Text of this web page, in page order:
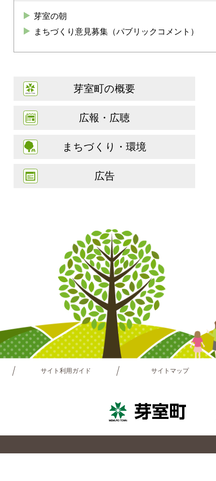
芽室の朝
まちづくり意見募集（パブリックコメント）
芽室町の概要
広報・広聴
まちづくり・環境
広告
サイト利用ガイド サイトマップ